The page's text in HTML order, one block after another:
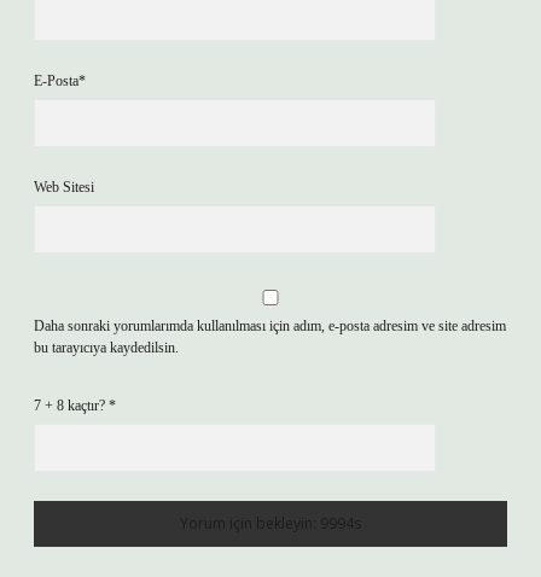
E-Posta*
Web Sitesi
Daha sonraki yorumlarımda kullanılması için adım, e-posta adresim ve site adresim
bu tarayıcıya kaydedilsin.
7 + 8 kaçtır? *